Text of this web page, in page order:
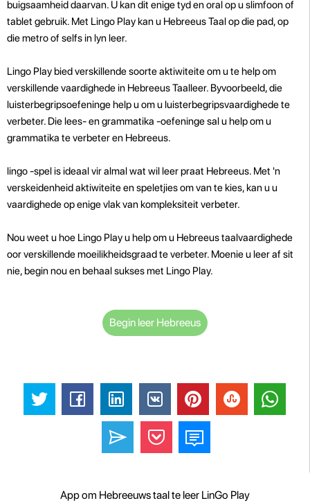
buigsaamheid daarvan. U kan dit enige tyd en oral op u slimfoon of
tablet gebruik. Met Lingo Play kan u Hebreeus Taal op die pad, op
die metro of selfs in lyn leer.
Lingo Play bied verskillende soorte aktiwiteite om u te help om
verskillende vaardighede in Hebreeus Taalleer. Byvoorbeeld, die
luisterbegripsoefeninge help u om u luisterbegripsvaardighede te
verbeter. Die lees- en grammatika -oefeninge sal u help om u
grammatika te verbeter en Hebreeus.
lingo -spel is ideaal vir almal wat wil leer praat Hebreeus. Met 'n
verskeidenheid aktiwiteite en speletjies om van te kies, kan u u
vaardighede op enige vlak van kompleksiteit verbeter.
Nou weet u hoe Lingo Play u help om u Hebreeus taalvaardighede
oor verskillende moeilikheidsgraad te verbeter. Moenie u leer af sit
nie, begin nou en behaal sukses met Lingo Play.
Begin leer Hebreeus
App om Hebreeuws taal te leer LinGo Play